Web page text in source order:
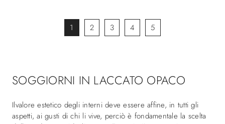
1 2 3 4 5
SOGGIORNI IN LACCATO OPACO
Ilvalore estetico degli interni deve essere affine, in tutti gli
aspetti, ai gusti di chi li vive, perciò è fondamentale la scelta